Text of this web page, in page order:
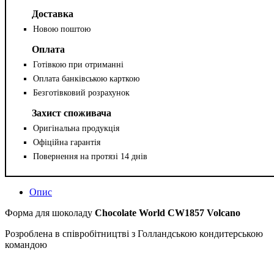
Доставка
Новою поштою
Оплата
Готівкою при отриманні
Оплата банківською карткою
Безготівковий розрахунок
Захист споживача
Оригінальна продукція
Офіційна гарантія
Повернення на протязі 14 днів
Опис
Форма для шоколаду Chocolate World CW1857 Volcano
Розроблена в співробітництві з Голландською кондитерською
командою